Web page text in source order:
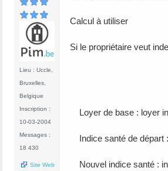
Lieu : Uccle,
Bruxelles,
Belgique
Inscription :
10-03-2004
Messages :
18 430
Site Web
Calcul à utiliser
Si le propriétaire veut
loyer de base
indice
Loyer de base : loyer
Indice santé de départ
Nouvel indice santé :